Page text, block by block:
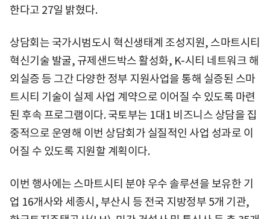
한다고 27일 밝혔다.
상담회는 국가시범도시 혁신생태계 조성지원, 스마트시티
혁신기술 발굴, 규제샌드박스 활성화, K-시티 네트워크 해
외실증 등 그간 다양한 정부 지원사업을 통해 실증된 스마
트시티 기술이 실제 사업 계약으로 이어질 수 있도록 마련
된 후속 프로그램이다. 국토부는 1대1 비즈니스 상담을 집
중적으로 운영해 이번 상담회가 실질적인 사업 성과로 이
어질 수 있도록 지원할 계획이다.
이번 행사에는 스마트시티 분야 우수 솔루션을 보유한 기
업 16개사와 세종시, 부산시 등 전국 지방정부 5개 기관,